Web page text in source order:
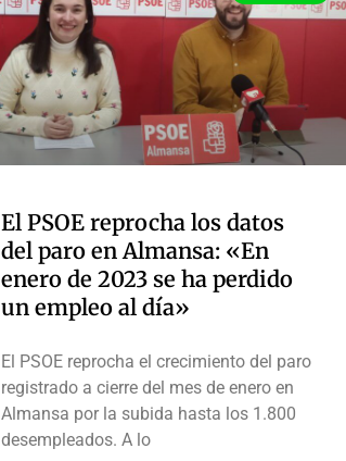
El PSOE reprocha los datos
del paro en Almansa: «En
enero de 2023 se ha perdido
un empleo al día»
El PSOE reprocha el crecimiento del paro
registrado a cierre del mes de enero en
Almansa por la subida hasta los 1.800
desempleados. A lo